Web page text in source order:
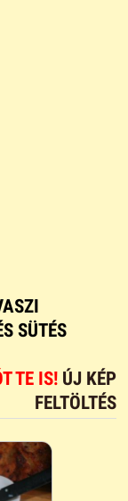
SÜTÉS
TE IS! ÚJ KÉP
FELTÖLTÉS